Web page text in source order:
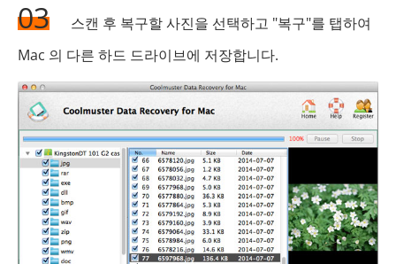
03
스캔 후 복구할 사진을 선택하고 "복구"를 탭하여
Mac 의 다른 하드 드라이브에 저장합니다.